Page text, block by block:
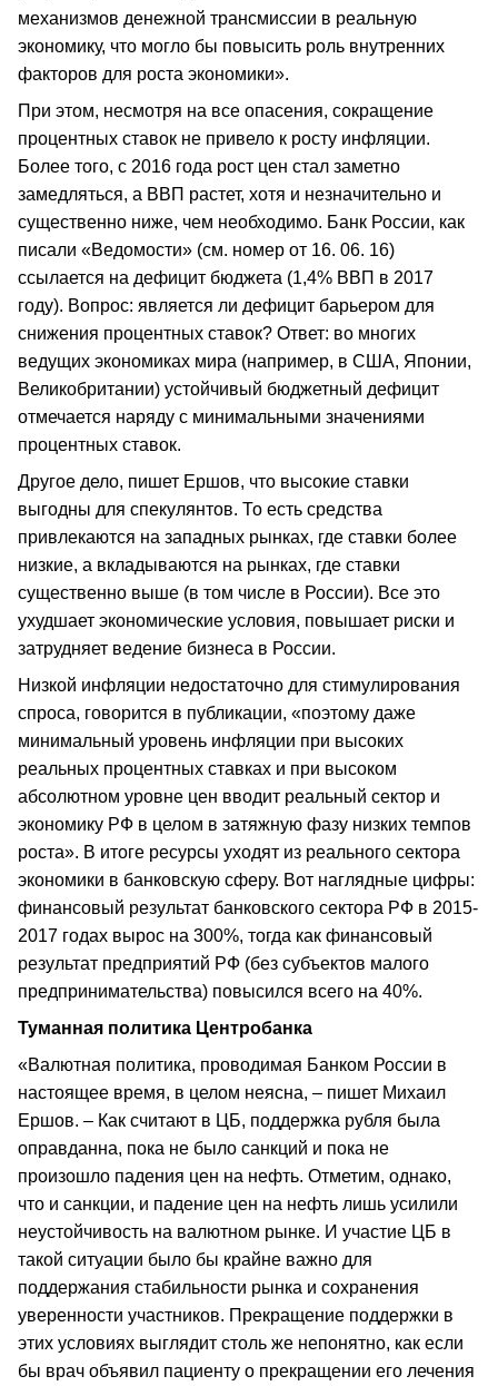
механизмов денежной трансмиссии в реальную
экономику, что могло бы повысить роль внутренних
факторов для роста экономики».
При этом, несмотря на все опасения, сокращение
процентных ставок не привело к росту инфляции.
Более того, с 2016 года рост цен стал заметно
замедляться, а ВВП растет, хотя и незначительно и
существенно ниже, чем необходимо. Банк России, как
писали «Ведомости» (см. номер от 16. 06. 16)
ссылается на дефицит бюджета (1,4% ВВП в 2017
году). Вопрос: является ли дефицит барьером для
снижения процентных ставок? Ответ: во многих
ведущих экономиках мира (например, в США, Японии,
Великобритании) устойчивый бюджетный дефицит
отмечается наряду с минимальными значениями
процентных ставок.
Другое дело, пишет Ершов, что высокие ставки
выгодны для спекулянтов. То есть средства
привлекаются на западных рынках, где ставки более
низкие, а вкладываются на рынках, где ставки
существенно выше (в том числе в России). Все это
ухудшает экономические условия, повышает риски и
затрудняет ведение бизнеса в России.
Низкой инфляции недостаточно для стимулирования
спроса, говорится в публикации, «поэтому даже
минимальный уровень инфляции при высоких
реальных процентных ставках и при высоком
абсолютном уровне цен вводит реальный сектор и
экономику РФ в целом в затяжную фазу низких темпов
роста». В итоге ресурсы уходят из реального сектора
экономики в банковскую сферу. Вот наглядные цифры:
финансовый результат банковского сектора РФ в 2015-
2017 годах вырос на 300%, тогда как финансовый
результат предприятий РФ (без субъектов малого
предпринимательства) повысился всего на 40%.
Туманная политика Центробанка
«Валютная политика, проводимая Банком России в
настоящее время, в целом неясна, – пишет Михаил
Ершов. – Как считают в ЦБ, поддержка рубля была
оправданна, пока не было санкций и пока не
произошло падения цен на нефть. Отметим, однако,
что и санкции, и падение цен на нефть лишь усилили
неустойчивость на валютном рынке. И участие ЦБ в
такой ситуации было бы крайне важно для
поддержания стабильности рынка и сохранения
уверенности участников. Прекращение поддержки в
этих условиях выглядит столь же непонятно, как если
бы врач объявил пациенту о прекращении его лечения